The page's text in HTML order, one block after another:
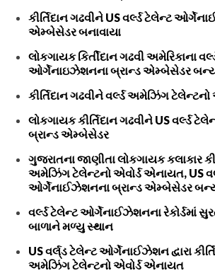
કીર્તિદાન ગઢવીને US વર્લ્ડ ટેલેન્ટ
એમ્બેસેડર બનાવાયા
લોકગાયક કિર્તીદાન ગઢવી અમેરિકાના
ઓર્ગેનાઇઝેશનના બ્રાન્ડ એમ્બેસેડર
કીર્તિદાન ગઢવીને વર્લ્ડ અમેઝિંગ
લોકગાયક કીર્તિદાન ગઢવીને US વર્લ્ડ
બ્રાન્ડ એમ્બેસેડર
ગુજરાતના જાણીતા લોકગાયક કલાકાર
અમેઝિંગ ટેલેન્ટનો એવોર્ડ એનાયત, US
ઓર્ગેનાઈઝેશનના બ્રાન્ડ એમ્બેસેડર
વર્લ્ડ ટેલેન્ટ ઓર્ગેનાઈઝેશનના રેકોર્ડમાં
બાળાને મળ્યુ સ્થાન
US વર્લ્‌ડ ટેલેન્ટ ઓર્ગેનાઈઝેશન દ્વારા
અમેઝિંગ ટેલેન્ટનો એવોર્ડ એનાયત